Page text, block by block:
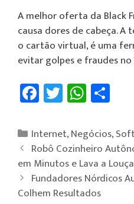
A melhor oferta da Black
causa dores de cabeça.
o cartão virtual, é uma
evitar golpes e fraudes
Fa
ce
b
o
ok
T
wi
tt
er
W
h
at
sA
p
p
e
Internet,Negócios,
Robô Cozinheiro
em Minutos e Lava a Louça
Fundadores Nórdicos
Colhem Resultados